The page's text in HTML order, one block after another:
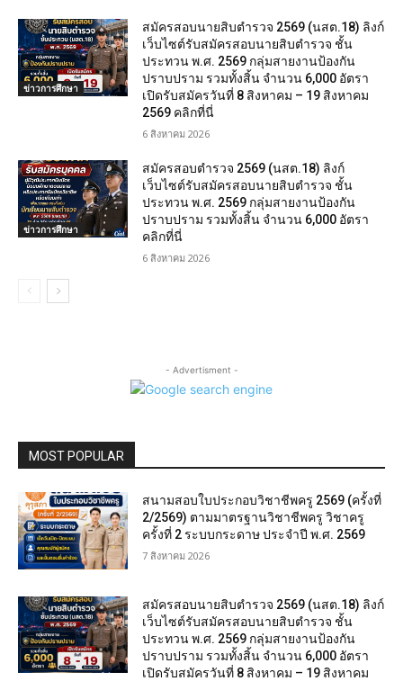
ข่าวการศึกษา
สมัครสอบนายสิบตำรวจ 2569 (นสต.18) ลิงก์
เว็บไซต์รับสมัครสอบนายสิบตำรวจ ชั้น
ประทวน พ.ศ. 2569 กลุ่มสายงานป้องกัน
ปราบปราม รวมทั้งสิ้น จำนวน 6,000 อัตรา
เปิดรับสมัครวันที่ 8 สิงหาคม – 19 สิงหาคม
2569 คลิกที่นี่
6 สิงหาคม 2026
ข่าวการศึกษา
สมัครสอบตํารวจ 2569 (นสต.18) ลิงก์
เว็บไซต์รับสมัครสอบนายสิบตำรวจ ชั้น
ประทวน พ.ศ. 2569 กลุ่มสายงานป้องกัน
ปราบปราม รวมทั้งสิ้น จำนวน 6,000 อัตรา
คลิกที่นี่
6 สิงหาคม 2026
- Advertisment -
MOST POPULAR
สนามสอบใบประกอบวิชาชีพครู 2569 (ครั้งที่
2/2569) ตามมาตรฐานวิชาชีพครู วิชาครู
ครั้งที่ 2 ระบบกระดาษ ประจำปี พ.ศ. 2569
7 สิงหาคม 2026
สมัครสอบนายสิบตำรวจ 2569 (นสต.18) ลิงก์
เว็บไซต์รับสมัครสอบนายสิบตำรวจ ชั้น
ประทวน พ.ศ. 2569 กลุ่มสายงานป้องกัน
ปราบปราม รวมทั้งสิ้น จำนวน 6,000 อัตรา
เปิดรับสมัครวันที่ 8 สิงหาคม – 19 สิงหาคม